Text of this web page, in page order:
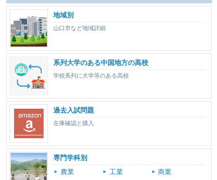
地域別
山口市など地域詳細
系列大学のある中国地方の高校
学校系列に大学等のある高校
過去入試問題
在庫確認と購入
専門学科別
農業
工業
商業